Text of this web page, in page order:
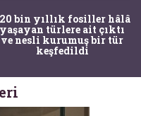
bin yıllık fosiller hâlâ
yaşayan türlere ait çıktı
ve nesli kurumuş bir tür
keşfedildi